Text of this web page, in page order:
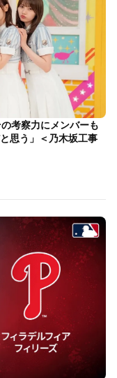
考察力にメンバーも
思う」＜乃木坂工事